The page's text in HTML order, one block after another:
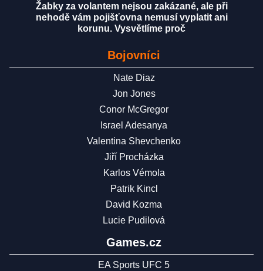
Žabky za volantem nejsou zakázané, ale při
nehodě vám pojišťovna nemusí vyplatit ani
korunu. Vysvětlíme proč
Bojovníci
Nate Diaz
Jon Jones
Conor McGregor
Israel Adesanya
Valentina Shevchenko
Jiří Procházka
Karlos Vémola
Patrik Kincl
David Kozma
Lucie Pudilová
Games.cz
EA Sports UFC 5